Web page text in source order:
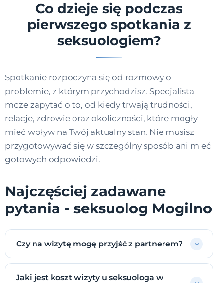
Co dzieje się podczas
pierwszego spotkania z
seksuologiem?
Spotkanie rozpoczyna się od rozmowy o
problemie, z którym przychodzisz. Specjalista
może zapytać o to, od kiedy trwają trudności,
relacje, zdrowie oraz okoliczności, które mogły
mieć wpływ na Twój aktualny stan. Nie musisz
przygotowywać się w szczególny sposób ani mieć
gotowych odpowiedzi.
Najczęściej zadawane
pytania - seksuolog Mogilno
Czy na wizytę mogę przyjść z partnerem?
Jaki jest koszt wizyty u seksuologa w